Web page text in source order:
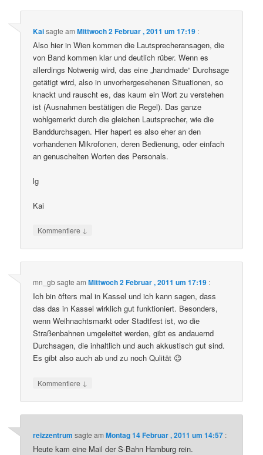
Kaisagte amMittwoch 2 Februar , 2011 um 17:19 :
Also hier in Wien kommen die Lautsprecheransagen, die
von Band kommen klar und deutlich rüber. Wenn es
allerdings Notwenig wird, das eine „handmade“ Durchsage
getätigt wird, also in unvorhergesehenen Situationen, so
knackt und rauscht es, das kaum ein Wort zu verstehen
ist (Ausnahmen bestätigen die Regel). Das ganze
wohlgemerkt durch die gleichen Lautsprecher, wie die
Banddurchsagen. Hier hapert es also eher an den
vorhandenen Mikrofonen, deren Bedienung, oder einfach
an genuschelten Worten des Personals.
lg
Kai
Kommentiere ↓
mn_gbsagte amMittwoch 2 Februar , 2011 um 17:19 :
Ich bin öfters mal in Kassel und ich kann sagen, dass
das das in Kassel wirklich gut funktioniert. Besonders,
wenn Weihnachtsmarkt oder Stadtfest ist, wo die
Straßenbahnen umgeleitet werden, gibt es andauernd
Durchsagen, die inhaltlich und auch akkustisch gut sind.
Es gibt also auch ab und zu noch Qulität 😉
Kommentiere ↓
reizzentrum sagte amMontag 14 Februar , 2011 um 14:57 :
Heute kam eine Mail der S-Bahn Hamburg rein.